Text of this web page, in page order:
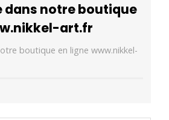
dans notre boutique
art.fr
boutique en ligne www.nikkel-